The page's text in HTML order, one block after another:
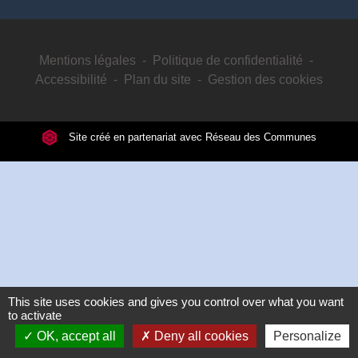
Mentions légales - Politique de confidentialité -
Accessibilité - Plan du site - Gestion des cookies
Site créé en partenariat avec Réseau des Communes
This site uses cookies and gives you control over what you want
to activate
OK, accept all
Deny all cookies Personalize